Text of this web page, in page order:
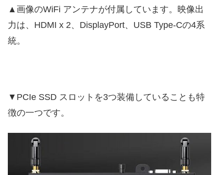
▲画像のWiFi アンテナが付属しています。映像出
力は、HDMI x 2、DisplayPort、USB Type-Cの4系
統。
▼PCIe SSD スロットを3つ装備していることも特
徴の一つです。